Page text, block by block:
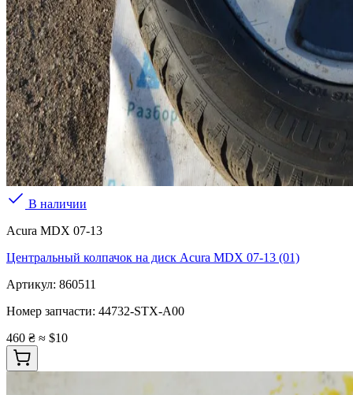
В наличии
Acura MDX 07-13
Центральный колпачок на диск Acura MDX 07-13 (01)
Артикул: 860511
Номер запчасти: 44732-STX-A00
460 ₴ ≈ $10